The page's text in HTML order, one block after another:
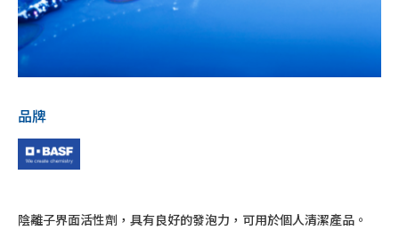
品牌
陰離子界面活性劑，具有良好的發泡力，可用於個人清潔產品。